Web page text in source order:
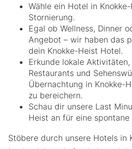
Wähle ein Hotel in
Stornierung.
Egal ob Wellness, Dinner
Angebot – wir haben das
dein Knokke-Heist Hotel.
Erkunde lokale
Restaurants und
Übernachtung in Knokke-
zu bereichern.
Schau dir unsere Last
Heist an für eine spontane
Stöbere durch unsere Hotels in